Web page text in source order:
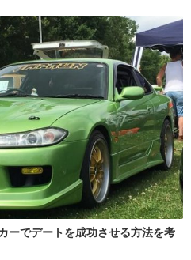
ーでデートを成功させる方法を考